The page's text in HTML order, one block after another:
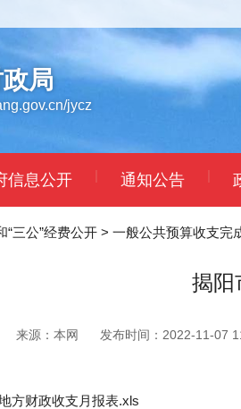
局
jycz
信息公开 | 通知公告 |
“三公”经费公开 > 一般公共预算收支完
揭阳
来源：本网 发布时间：2022-11-07
方财政收支月报表.xls